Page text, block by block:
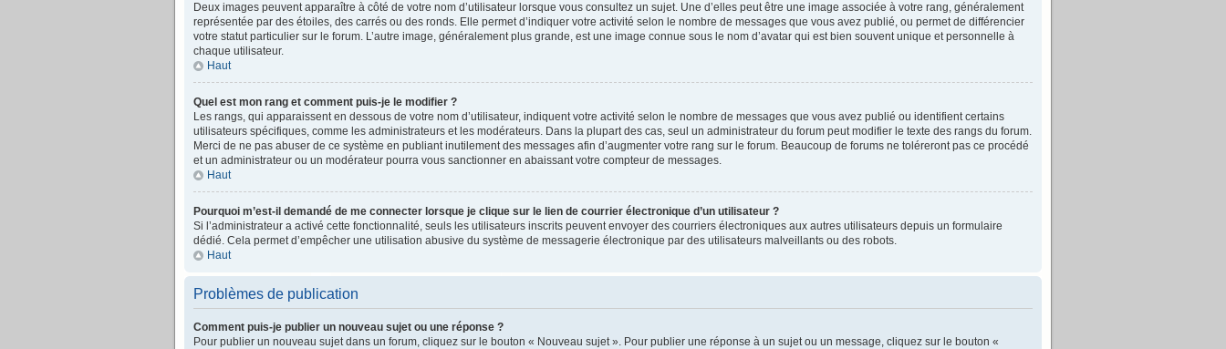
Deux images peuvent apparaître à côté de votre nom d’utilisateur lorsque vous consultez un sujet. Une d’elles peut être une image associée à votre rang, généralement
représentée par des étoiles, des carrés ou des ronds. Elle permet d’indiquer votre activité selon le nombre de messages que vous avez publié, ou permet de différencier
votre statut particulier sur le forum. L’autre image, généralement plus grande, est une image connue sous le nom d’avatar qui est bien souvent unique et personnelle à
chaque utilisateur.
Haut
Quel est mon rang et comment puis-je le modifier ?
Les rangs, qui apparaissent en dessous de votre nom d’utilisateur, indiquent votre activité selon le nombre de messages que vous avez publié ou identifient certains
utilisateurs spécifiques, comme les administrateurs et les modérateurs. Dans la plupart des cas, seul un administrateur du forum peut modifier le texte des rangs du forum.
Merci de ne pas abuser de ce système en publiant inutilement des messages afin d’augmenter votre rang sur le forum. Beaucoup de forums ne toléreront pas ce procédé
et un administrateur ou un modérateur pourra vous sanctionner en abaissant votre compteur de messages.
Haut
Pourquoi m’est-il demandé de me connecter lorsque je clique sur le lien de courrier électronique d’un utilisateur ?
Si l’administrateur a activé cette fonctionnalité, seuls les utilisateurs inscrits peuvent envoyer des courriers électroniques aux autres utilisateurs depuis un formulaire
dédié. Cela permet d’empêcher une utilisation abusive du système de messagerie électronique par des utilisateurs malveillants ou des robots.
Haut
Problèmes de publication
Comment puis-je publier un nouveau sujet ou une réponse ?
Pour publier un nouveau sujet dans un forum, cliquez sur le bouton « Nouveau sujet ». Pour publier une réponse à un sujet ou un message, cliquez sur le bouton «